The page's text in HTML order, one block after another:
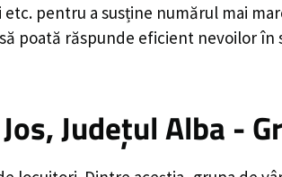
pentru a susține numărul mai
poată răspunde eficient nevoilor
Județul Alba -